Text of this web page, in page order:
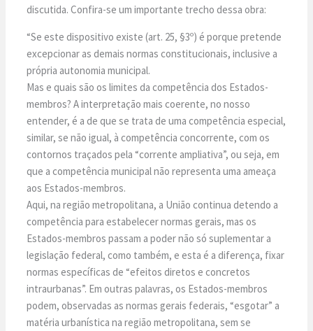
discutida. Confira-se um importante trecho dessa obra:
“Se este dispositivo existe (art. 25, §3º) é porque pretende
excepcionar as demais normas constitucionais, inclusive a
própria autonomia municipal.
Mas e quais são os limites da competência dos Estados-
membros? A interpretação mais coerente, no nosso
entender, é a de que se trata de uma competência especial,
similar, se não igual, à competência concorrente, com os
contornos traçados pela “corrente ampliativa”, ou seja, em
que a competência municipal não representa uma ameaça
aos Estados-membros.
Aqui, na região metropolitana, a União continua detendo a
competência para estabelecer normas gerais, mas os
Estados-membros passam a poder não só suplementar a
legislação federal, como também, e esta é a diferença, fixar
normas específicas de “efeitos diretos e concretos
intraurbanas”. Em outras palavras, os Estados-membros
podem, observadas as normas gerais federais, “esgotar” a
matéria urbanística na região metropolitana, sem se